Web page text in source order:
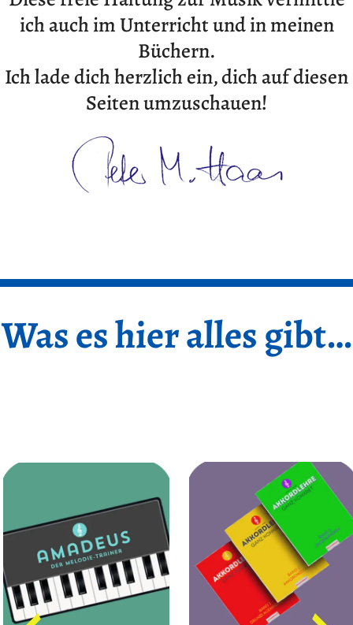
ich auch im Unterricht und in meinen
Büchern.
Ich lade dich herzlich ein, dich auf diesen
Seiten umzuschauen!
Was es hier alles gibt…